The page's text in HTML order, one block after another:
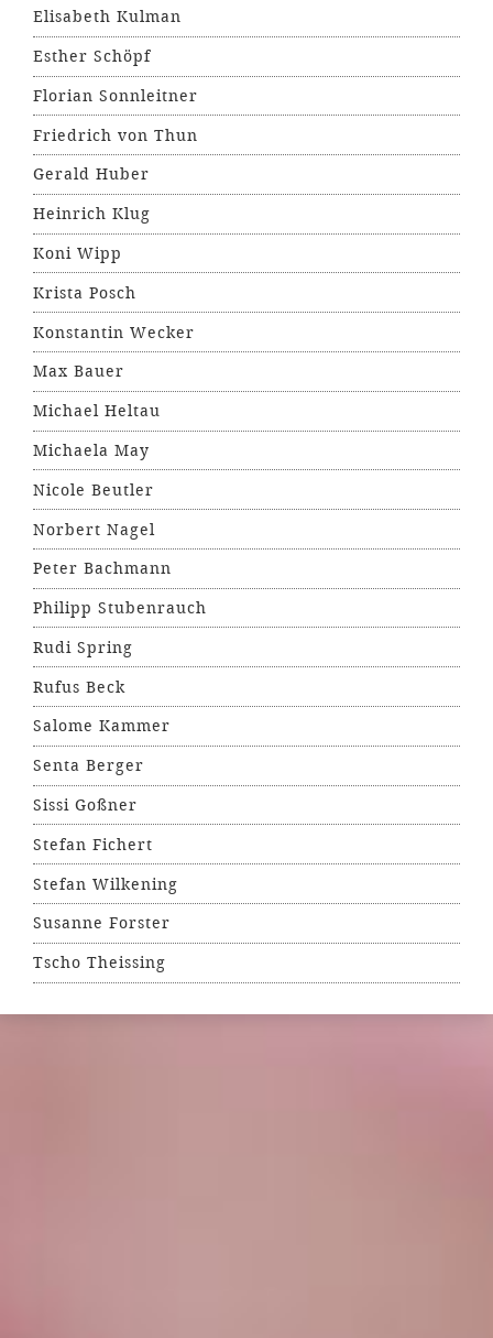
Elisabeth Kulman
Esther Schöpf
Florian Sonnleitner
Friedrich von Thun
Gerald Huber
Heinrich Klug
Koni Wipp
Krista Posch
Konstantin Wecker
Max Bauer
Michael Heltau
Michaela May
Nicole Beutler
Norbert Nagel
Peter Bachmann
Philipp Stubenrauch
Rudi Spring
Rufus Beck
Salome Kammer
Senta Berger
Sissi Goßner
Stefan Fichert
Stefan Wilkening
Susanne Forster
Tscho Theissing